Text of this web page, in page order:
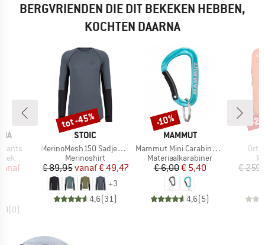
BERGVRIENDEN DIE DIT BEKEKEN HEBBEN,
KOCHTEN DAARNA
Pants
prijs
(0)
MERK
STOIC
Artikel
MerinoMesh150 SadjemSt. L/S
Productgroep
Merinoshirt
Prijs
€ 89,95 Verlaagde prijs
vanaf€ 49,47
+3
4,6(31)
Korting
tot -45%
MERK
MAMMUT
Artikel
Mammut Mini Carabiner Classic
Productgroep
Materiaalkarabiner
Prijs
€ 6,00Verlaagde prijs
€ 5,40
4,6(5)
Korting
-10%
€
-